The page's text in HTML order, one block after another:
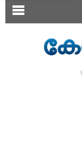
SECTIONS